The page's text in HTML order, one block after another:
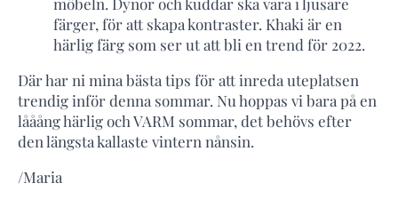
färger, för att skapa kontraster. Khaki är en
härlig färg som ser ut att bli en trend för 2022.
Där har ni mina bästa tips för att inreda uteplatsen
trendig inför denna sommar. Nu hoppas vi bara på en
lååång härlig och VARM sommar, det behövs efter
den längsta kallaste vintern nånsin.
/Maria